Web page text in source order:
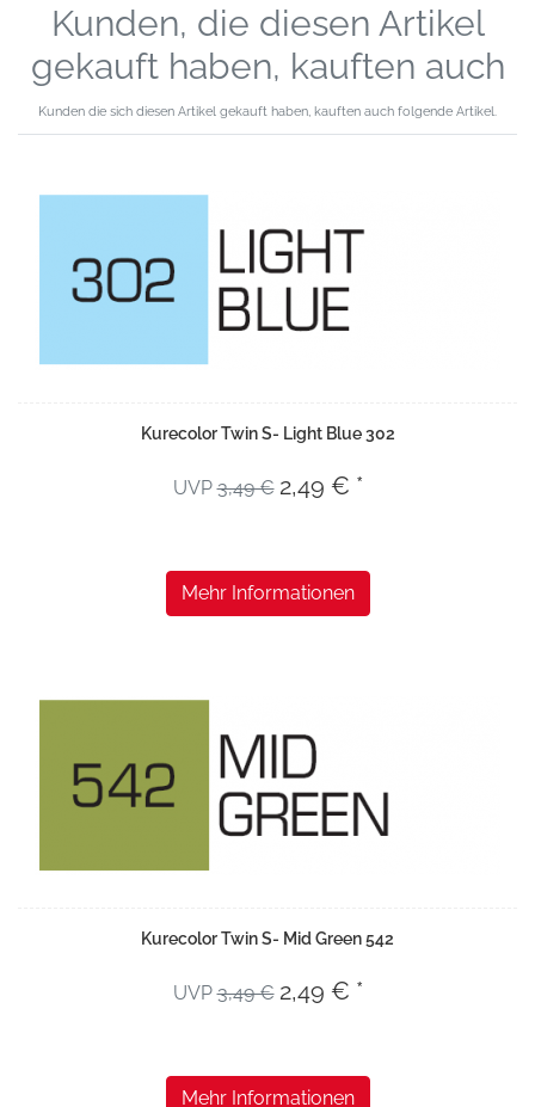
Kunden, die diesen Artikel
gekauft haben, kauften auch
Kunden die sich diesen Artikel gekauft haben, kauften auch folgende Artikel.
Kurecolor Twin S- Light Blue 302
UVP3,49 € 2,49 € *
Mehr Informationen
Kurecolor Twin S- Mid Green 542
UVP3,49 € 2,49 € *
Mehr Informationen